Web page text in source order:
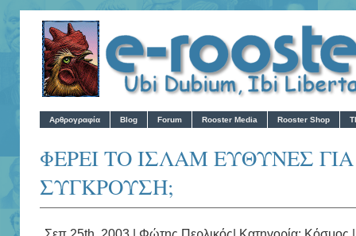
Αρθρογραφία Blog Forum Rooster Media Rooster Shop
ΦΕΡΕΙ ΤΟ ΙΣΛΑΜ ΕΥΘΥΝΕΣ
ΣΥΓΚΡΟΥΣΗ;